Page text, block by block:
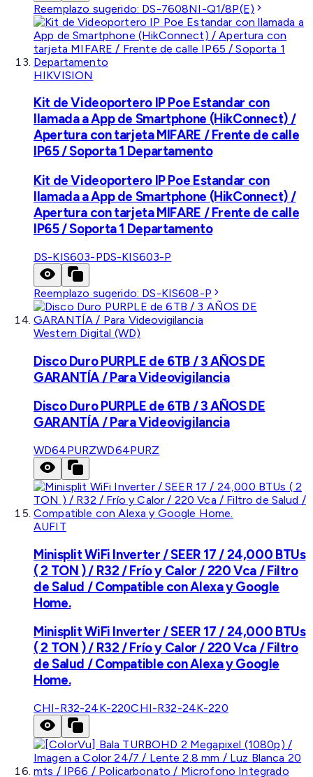
Reemplazo sugerido: DS-7608NI-Q1/8P(E)
HIKVISION
Kit de Videoportero IP Poe Estandar con
llamada a App de Smartphone (HikConnect) /
Apertura con tarjeta MIFARE / Frente de calle
IP65 / Soporta 1 Departamento
Kit de Videoportero IP Poe Estandar con
llamada a App de Smartphone (HikConnect) /
Apertura con tarjeta MIFARE / Frente de calle
IP65 / Soporta 1 Departamento
DS-KIS603-PDS-KIS603-P
Reemplazo sugerido: DS-KIS608-P
Western Digital (WD)
Disco Duro PURPLE de 6TB / 3 AÑOS DE
GARANTÍA / Para Videovigilancia
Disco Duro PURPLE de 6TB / 3 AÑOS DE
GARANTÍA / Para Videovigilancia
WD64PURZWD64PURZ
AUFIT
Minisplit WiFi Inverter / SEER 17 / 24,000 BTUs
( 2 TON ) / R32 / Frío y Calor / 220 Vca / Filtro
de Salud / Compatible con Alexa y Google
Home.
Minisplit WiFi Inverter / SEER 17 / 24,000 BTUs
( 2 TON ) / R32 / Frío y Calor / 220 Vca / Filtro
de Salud / Compatible con Alexa y Google
Home.
CHI-R32-24K-220CHI-R32-24K-220